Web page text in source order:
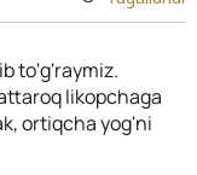
to'g'raymiz.
likopchaga
ortiqcha yog'ni